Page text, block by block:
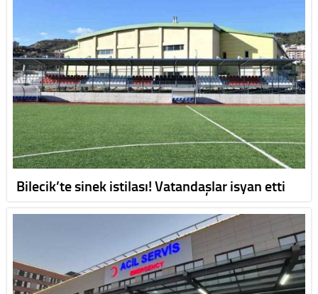
Bilecik’te sinek istilası! Vatandaşlar isyan etti